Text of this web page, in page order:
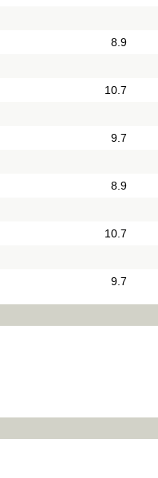
8.9
10.7
9.7
8.9
10.7
9.7